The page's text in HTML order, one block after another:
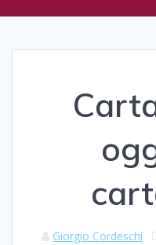
Giorgio Cordeschi